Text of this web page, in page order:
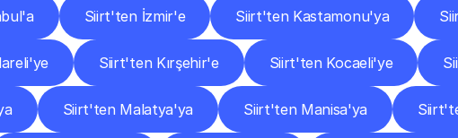
Siirt'ten İzmir'e Siirt'ten Kastamonu'ya
Siirt'ten Kırşehir'e Siirt'ten Kocaeli'ye
Siirt'ten Malatya'ya Siirt'ten Manisa'ya